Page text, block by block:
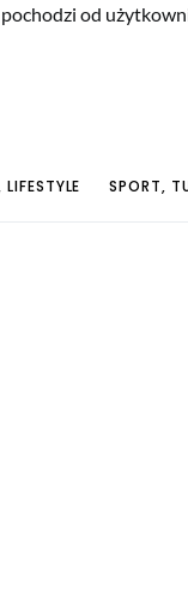
od
SPORT,